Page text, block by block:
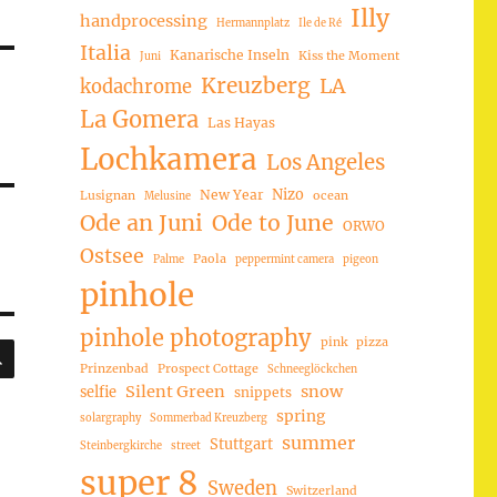
SUCHEN
handprocessing Hermannplatz Ile de Ré Illy
Italia Juni Kanarische Inseln Kiss the Moment
kodachrome Kreuzberg LA
La Gomera Las Hayas
Lochkamera Los Angeles
Lusignan Melusine New Year Nizo ocean
Ode an Juni Ode to June ORWO
Ostsee Palme Paola peppermint camera pigeon
pinhole
pinhole photography pink pizza
Prinzenbad
Prospect Cottage Schneeglöckchen
selfie Silent Green snippets snow
solargraphy Sommerbad Kreuzberg spring
Steinbergkirche street Stuttgart summer
super 8 Sweden Switzerland